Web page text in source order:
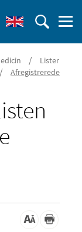
/
Lister
/
Afregistrerede